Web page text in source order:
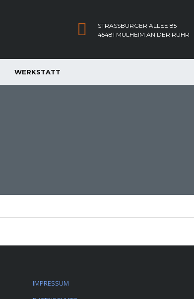
STRASSBURGER ALLEE 85
45481 MÜLHEIM AN DER RUHR
WERKSTATT
IMPRESSUM